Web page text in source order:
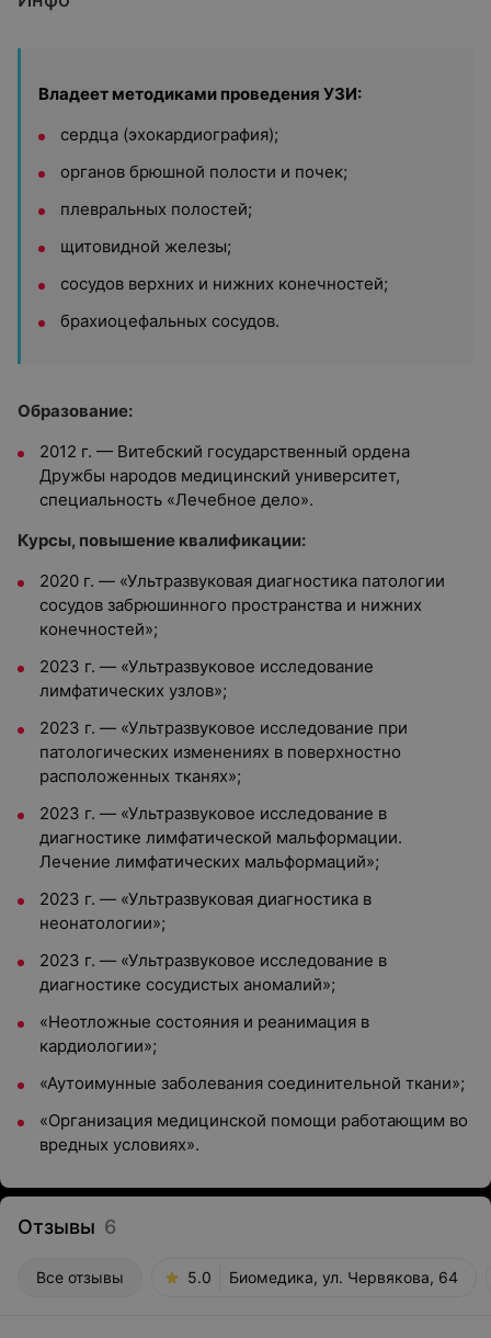
Владеет методиками проведения УЗИ:
сердца (эхокардиография);
органов брюшной полости и почек;
плевральных полостей;
щитовидной железы;
сосудов верхних и нижних конечностей;
брахиоцефальных сосудов.
Образование:
2012 г. — Витебский государственный ордена
Дружбы народов медицинский университет,
специальность «Лечебное дело».
Курсы, повышение квалификации:
2020 г. — «Ультразвуковая диагностика патологии
сосудов забрюшинного пространства и нижних
конечностей»;
2023 г. — «Ультразвуковое исследование
лимфатических узлов»;
2023 г. — «Ультразвуковое исследование при
патологических изменениях в поверхностно
расположенных тканях»;
2023 г. — «Ультразвуковое исследование в
диагностике лимфатической мальформации.
Лечение лимфатических мальформаций»;
2023 г. — «Ультразвуковая диагностика в
неонатологии»;
2023 г. — «Ультразвуковое исследование в
диагностике сосудистых аномалий»;
«Неотложные состояния и реанимация в
кардиологии»;
«Аутоимунные заболевания соединительной ткани»;
«Организация медицинской помощи работающим во
вредных условиях».
Отзывы 6
Все отзывы 5.0 Биомедика, ул. Червякова, 64